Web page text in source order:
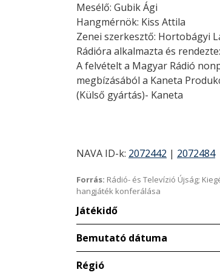
Mesélő: Gubik Ági
Hangmérnök: Kiss Attila
Zenei szerkesztő: Hortobágyi
Rádióra alkalmazta és
A felvételt a Magyar Rádió
megbízásából a Kaneta
(Külső gyártás)- Kaneta
NAVA ID-k: 2072442 | 2072484
Forrás: Rádió- és Televízió Újság;
hangjáték konferálása
Játékidő
Bemutató dátuma
Régió